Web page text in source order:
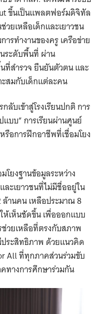
ขึ้นเป็นแพลตฟอร์มดิจิทัล
วยเหลือเด็กและเยาวชน
รทำงานของครู เครือข่าย
ระดับพื้นที่ ผ่าน
ที่สำรวจ ยืนยันตัวตน และ
สมกับเด็กแต่ละคน
บเข้าสู่โรงเรียนปกติ การ
แบบ” การเรียนผ่านศูนย์
รือการฝึกอาชีพที่เชื่อมโยง
โยงฐานข้อมูลระหว่าง
ละเยาวชนที่ไม่มีชื่ออยู่ใน
ล้านคน เหลือประมาณ 8
เห็นชัดขึ้น เพื่อออกแบบ
วยเหลือที่ตรงกับสภาพ
ระสิทธิภาพ ด้วยแนวคิด
All ที่ทุกภาคส่วนร่วมขับ
ทางการศึกษาร่วมกัน